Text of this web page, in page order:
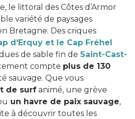
le littoral des Côtes d’Armor
variété de paysages
Bretagne. Des criques
d'Erquy et le Cap Fréhel
de sable fin de Saint-Cast-
compte plus de 130
sauvage. Que vous
de surf animé, une grève
un havre de paix sauvage,
à découvrir toutes les